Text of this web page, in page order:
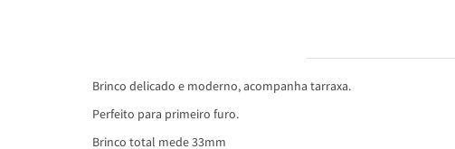
Brinco delicado e moderno, acompanha tarraxa.
Perfeito para primeiro furo.
Brinco total mede 33mm